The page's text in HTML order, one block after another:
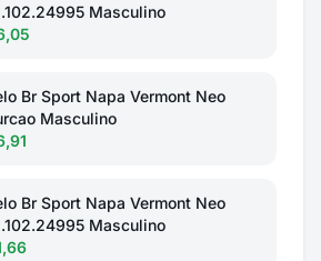
Masculino
Br Sport Napa Vermont Neo
Masculino
Br Sport Napa Vermont Neo
Masculino